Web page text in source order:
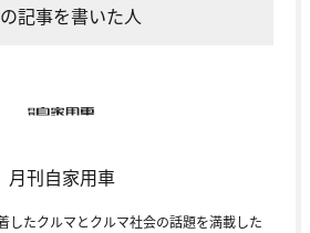
記事を書いた人
月刊自家用車
したクルマとクルマ社会の話題を満載した